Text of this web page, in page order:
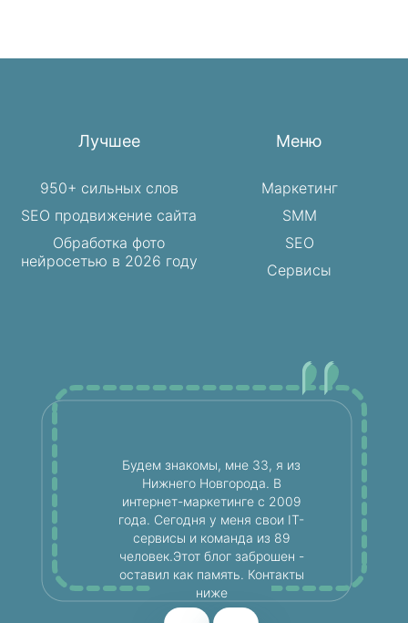
Лучшее
950+ сильных слов
SEO продвижение сайта
Обработка фото
нейросетью в 2026 году
Меню
Маркетинг
SMM
SEO
Сервисы
Будем знакомы, мне 33, я из
Нижнего Новгорода. В
интернет-маркетинге с 2009
года. Сегодня у меня свои IT-
сервисы и команда из 89
человек.Этот блог заброшен -
оставил как память. Контакты
ниже